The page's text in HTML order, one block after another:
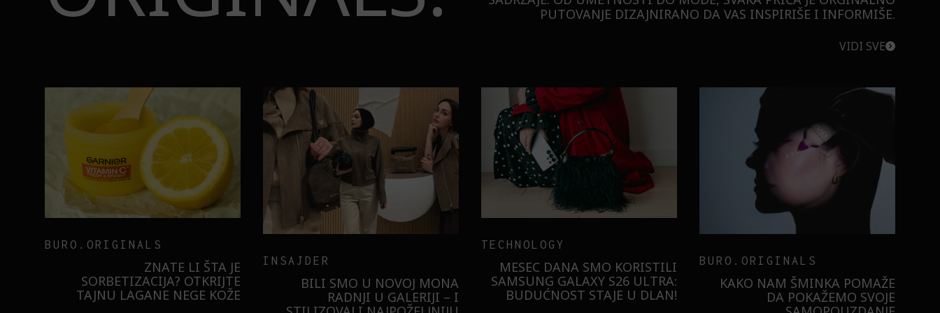
PUTOVANJE DIZAJNIRANO DA VAS INSPIRIŠE I INFORMIŠE.
VIDI SVE
BURO.ORIGINALS
ZNATE LI ŠTA JE
SORBETIZACIJA? OTKRIJTE
TAJNU LAGANE NEGE KOŽE
INSAJDER
BILI SMO U NOVOJ MONA
RADNJI U GALERIJI – I
TECHNOLOGY
MESEC DANA SMO KORISTILI
SAMSUNG GALAXY S26 ULTRA:
BUDUĆNOST STAJE U DLAN!
BURO.ORIGINALS
KAKO NAM ŠMINKA POMAŽE
DA POKAŽEMO SVOJE